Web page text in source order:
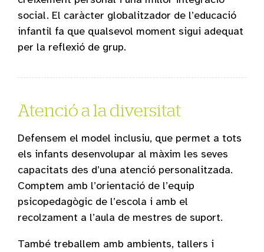
social. El caràcter globalitzador de l’educació
infantil fa que qualsevol moment sigui adequat
per la reflexió de grup.
Atenció a la diversitat
Defensem el model inclusiu, que permet a tots
els infants desenvolupar al màxim les seves
capacitats des d’una atenció personalitzada.
Comptem amb l’orientació de l’equip
psicopedagògic de l’escola i amb el
recolzament a l’aula de mestres de suport.
També treballem amb ambients, tallers i